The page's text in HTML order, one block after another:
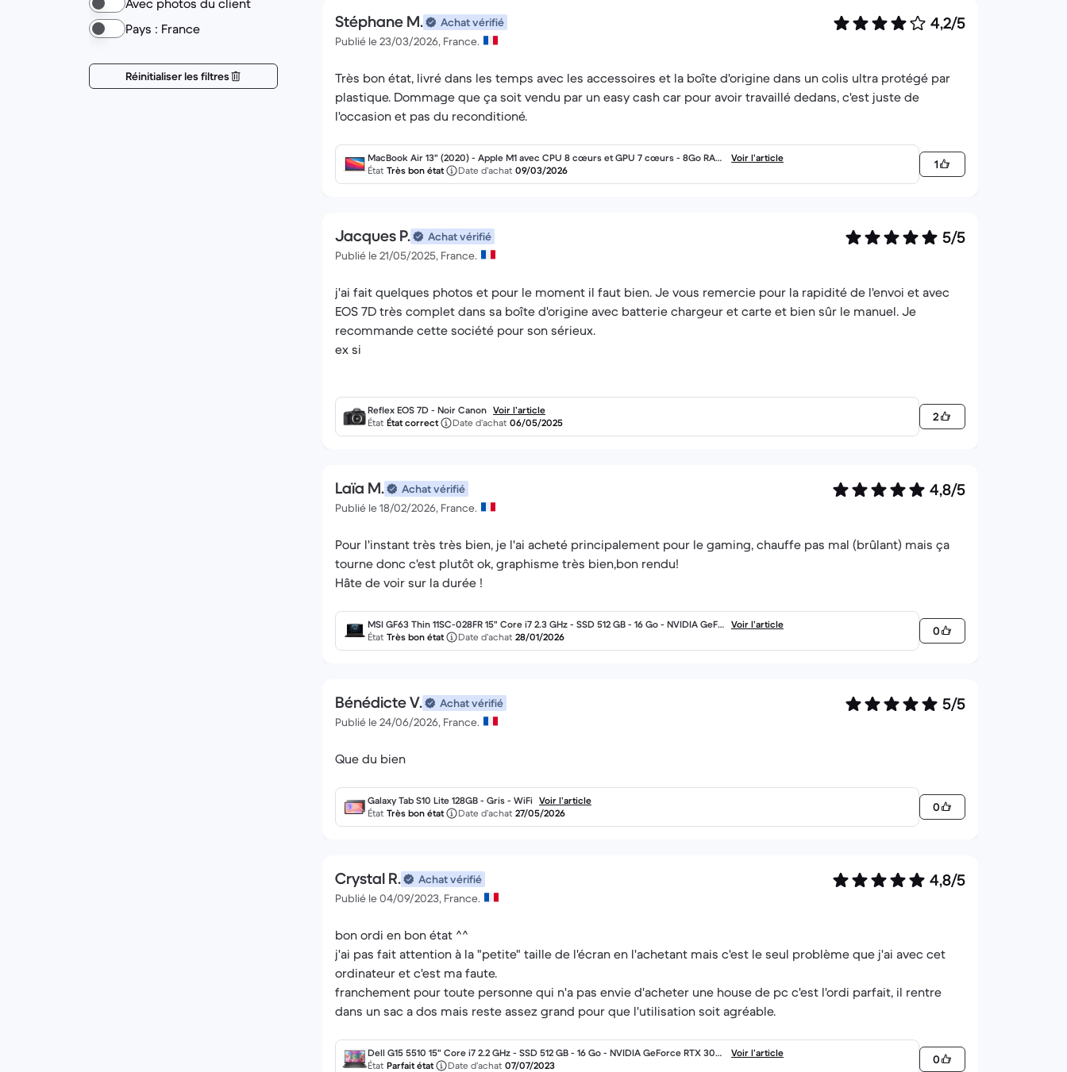
Avec photos du client
Pays : France
Réinitialiser les filtres
Stéphane M.
Achat vérifié
Publié le 23/03/2026, France.
4,2/5
Très bon état, livré dans les temps avec les accessoires et la boîte d'origine dans un colis ultra protégé par
plastique. Dommage que ça soit vendu par un easy cash car pour avoir travaillé dedans, c'est juste de
l'occasion et pas du reconditioné.
MacBook Air 13" (2020) - Apple M1 avec CPU 8 cœurs et GPU 7 cœurs - 8Go RAM
- SSD 256Go - Écran standard - AZERTY - Français
Voir l’article
État Très bon état Date d’achat 09/03/2026 1
Jacques P.
Achat vérifié
Publié le 21/05/2025, France.
5/5
j'ai fait quelques photos et pour le moment il faut bien. Je vous remercie pour la rapidité de l'envoi et avec
EOS 7D très complet dans sa boîte d'origine avec batterie chargeur et carte et bien sûr le manuel. Je
recommande cette société pour son sérieux.
ex si
Reflex EOS 7D - Noir Canon Voir l’article
État État correct Date d’achat 06/05/2025 2
Laïa M.
Achat vérifié
Publié le 18/02/2026, France.
4,8/5
Pour l'instant très très bien, je l'ai acheté principalement pour le gaming, chauffe pas mal (brûlant) mais ça
tourne donc c'est plutôt ok, graphisme très bien,bon rendu!
Hâte de voir sur la durée !
MSI GF63 Thin 11SC-028FR 15" Core i7 2.3 GHz - SSD 512 GB - 16 Go - NVIDIA GeFo
rce GTX 1650 AZERTY - Français
Voir l’article
État Très bon état Date d’achat 28/01/2026 0
Bénédicte V.
Achat vérifié
Publié le 24/06/2026, France.
5/5
Que du bien
Galaxy Tab S10 Lite 128GB - Gris - WiFi Voir l’article
État Très bon état Date d’achat 27/05/2026 0
Crystal R.
Achat vérifié
Publié le 04/09/2023, France.
4,8/5
bon ordi en bon état ^^
j'ai pas fait attention à la "petite" taille de l'écran en l'achetant mais c'est le seul problème que j'ai avec cet
ordinateur et c'est ma faute.
franchement pour toute personne qui n'a pas envie d'acheter une house de pc c'est l'ordi parfait, il rentre
dans un sac a dos mais reste assez grand pour que l'utilisation soit agréable.
Dell G15 5510 15" Core i7 2.2 GHz - SSD 512 GB - 16 Go - NVIDIA GeForce RTX 306
0 AZERTY - Français
Voir l’article
État Parfait état Date d’achat 07/07/2023 0